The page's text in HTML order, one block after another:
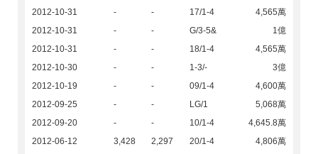
2012-10-31
- - 17/1-4
4,565萬
2012-10-31
- - G/3-5&
1億
2012-10-31
- - 18/1-4
4,565萬
2012-10-30
- - 1-3/-
3億
2012-10-19
- - 09/1-4
4,600萬
2012-09-25
- - LG/1
5,068萬
2012-09-20
- - 10/1-4
4,645.8萬
2012-06-12
3,428 2,297 20/1-4
4,806萬